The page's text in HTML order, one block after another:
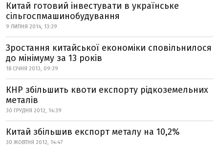
Китай готовий інвестувати в українське
сільгоспмашинобудування
9 ЛИПНЯ 2014, 13:39
Зростання китайської економіки сповільнилося
до мінімуму за 13 років
18 СІЧНЯ 2013, 09:39
КНР збільшить квоти експорту рідкоземельних
металів
30 ГРУДНЯ 2012, 14:39
Китай збільшив експорт металу на 10,2%
30 ЖОВТНЯ 2012, 14:47